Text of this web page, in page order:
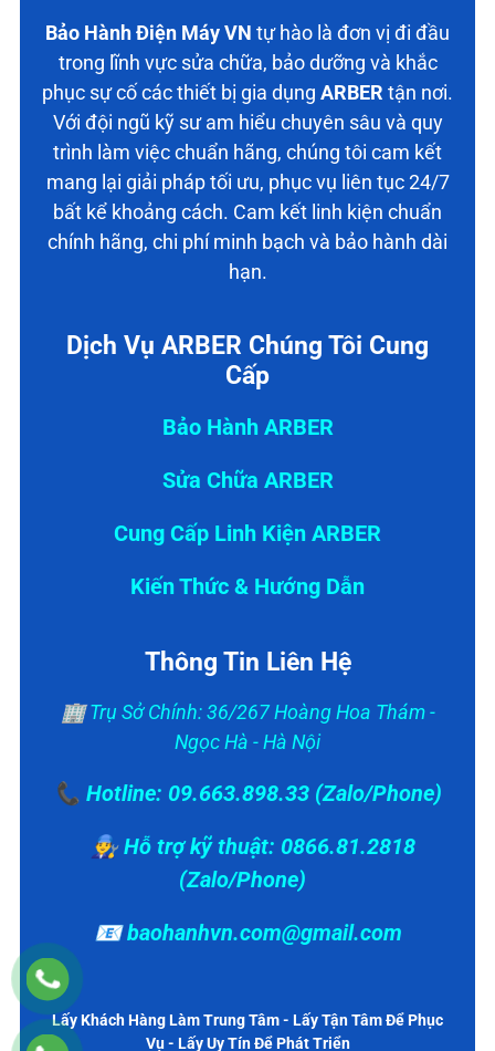
Bảo Hành Điện Máy VN tự hào là đơn vị đi đầu
trong lĩnh vực sửa chữa, bảo dưỡng và khắc
phục sự cố các thiết bị gia dụng ARBER tận nơi.
Với đội ngũ kỹ sư am hiểu chuyên sâu và quy
trình làm việc chuẩn hãng, chúng tôi cam kết
mang lại giải pháp tối ưu, phục vụ liên tục 24/7
bất kể khoảng cách. Cam kết linh kiện chuẩn
chính hãng, chi phí minh bạch và bảo hành dài
hạn.
Dịch Vụ ARBER Chúng Tôi Cung
Cấp
Bảo Hành ARBER
Sửa Chữa ARBER
Cung Cấp Linh Kiện ARBER
Kiến Thức & Hướng Dẫn
Thông Tin Liên Hệ
🏢 Trụ Sở Chính: 36/267 Hoàng Hoa Thám -
Ngọc Hà - Hà Nội
📞 Hotline: 09.663.898.33 (Zalo/Phone)
👨‍🔧 Hỗ trợ kỹ thuật: 0866.81.2818
(Zalo/Phone)
📧 baohanhvn.com@gmail.com
Lấy Khách Hàng Làm Trung Tâm - Lấy Tận Tâm Để Phục
Vụ - Lấy Uy Tín Để Phát Triển